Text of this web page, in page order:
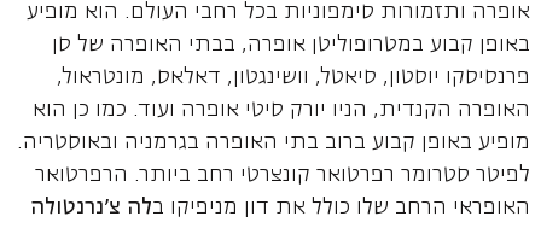
אופרה ותזמורות סימפוניות בכל רחבי העולם. הוא מופיע
באופן קבוע במטרופוליטן אופרה, בבתי האופרה של סן
פרנסיסקו יוסטון, סיאטל, וושינגטון, דאלאס, מונטראול,
האופרה הקנדית, הניו יורק סיטי אופרה ועוד. כמו כן הוא
מופיע באופן קבוע ברוב בתי האופרה בגרמניה ובאוסטריה.
לפיטר סטרומר רפרטואר קונצרטי רחב ביותר. הרפרטואר
האופראי הרחב שלו כולל את דון מניפיקו בלה צ'נרנטולה